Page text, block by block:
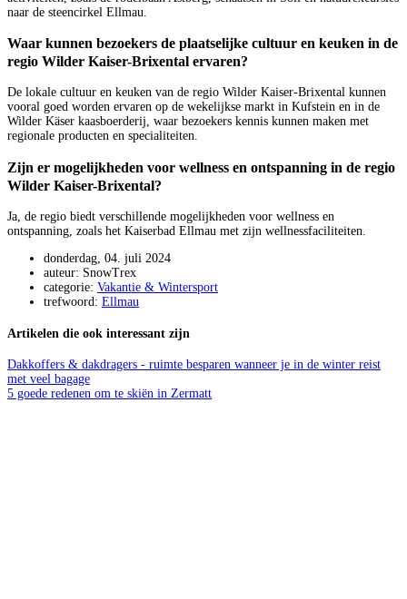
naar de steencirkel Ellmau.
Waar kunnen bezoekers de plaatselijke cultuur en keuken in de
regio Wilder Kaiser-Brixental ervaren?
De lokale cultuur en keuken van de regio Wilder Kaiser-Brixental kunnen
vooral goed worden ervaren op de wekelijkse markt in Kufstein en in de
Wilder Käser kaasboerderij, waar bezoekers kennis kunnen maken met
regionale producten en specialiteiten.
Zijn er mogelijkheden voor wellness en ontspanning in de regio
Wilder Kaiser-Brixental?
Ja, de regio biedt verschillende mogelijkheden voor wellness en
ontspanning, zoals het Kaiserbad Ellmau met zijn wellnessfaciliteiten.
donderdag, 04. juli 2024
auteur: SnowTrex
categorie: Vakantie & Wintersport
trefwoord: Ellmau
Artikelen die ook interessant zijn
Dakkoffers & dakdragers - ruimte besparen wanneer je in de winter reist
met veel bagage
5 goede redenen om te skiën in Zermatt